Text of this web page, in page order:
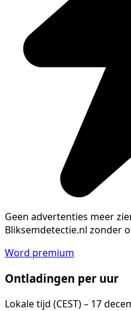
Geen advertenties meer
Bliksemdetectie.nl zonder
Word premium
Ontladingen per uur
Lokale tijd (CEST) – 17